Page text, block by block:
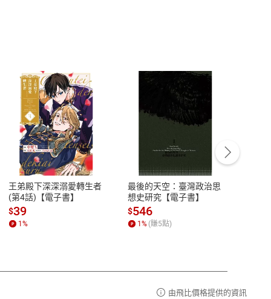
性
參
客服資訊
服務時間：週一到週五 10:00-12:00、
13:00-17:00 (國定假日及例假日休息)
客服電話：0080-1857077
王弟殿下深深溺愛轉生者
(第4話)【電子書】
$39
1%
最後的天空：臺灣政治思
想史研究【電子書】
$546
1% (賺5點)
由飛比價格提供的資訊